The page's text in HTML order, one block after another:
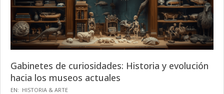
Gabinetes de curiosidades: Historia y evolución
hacia los museos actuales
2026-
EN: HISTORIA & ARTE